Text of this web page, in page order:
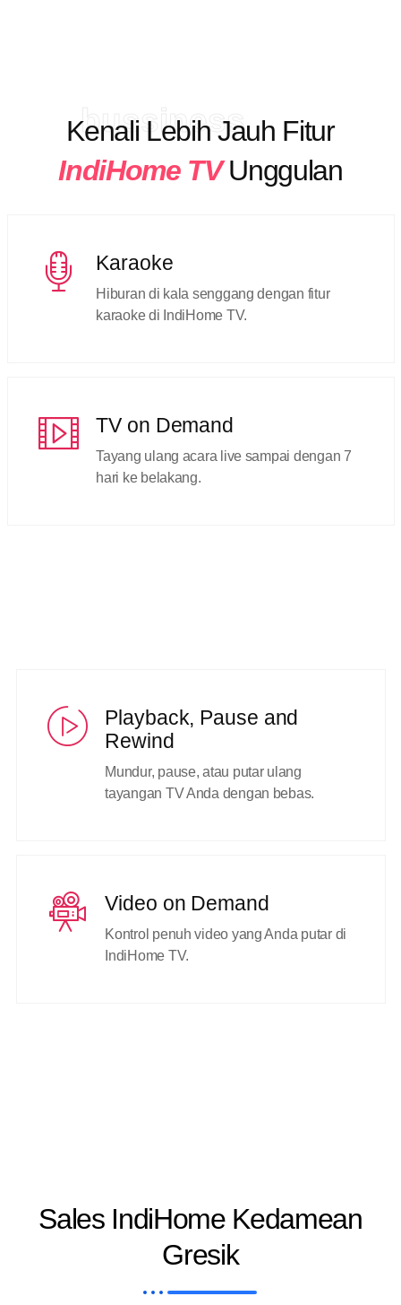
bussiness
Kenali Lebih Jauh Fitur
IndiHome TVUnggulan
Karaoke
Hiburan di kala senggang dengan fitur
karaoke di IndiHome TV.
TV on Demand
Tayang ulang acara live sampai dengan 7
hari ke belakang.
Playback, Pause and
Rewind
Mundur, pause, atau putar ulang
tayangan TV Anda dengan bebas.
Video on Demand
Kontrol penuh video yang Anda putar di
IndiHome TV.
Sales IndiHome Kedamean
Gresik